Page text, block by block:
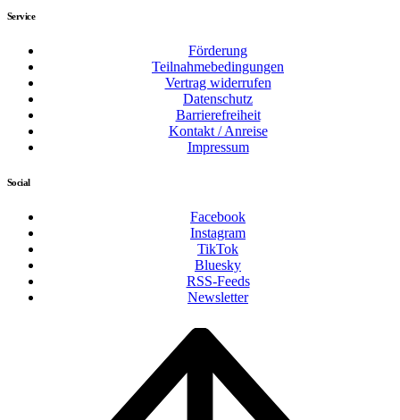
Service
Förderung
Teilnahmebedingungen
Vertrag widerrufen
Datenschutz
Barrierefreiheit
Kontakt / Anreise
Impressum
Social
Facebook
Instagram
TikTok
Bluesky
RSS-Feeds
Newsletter